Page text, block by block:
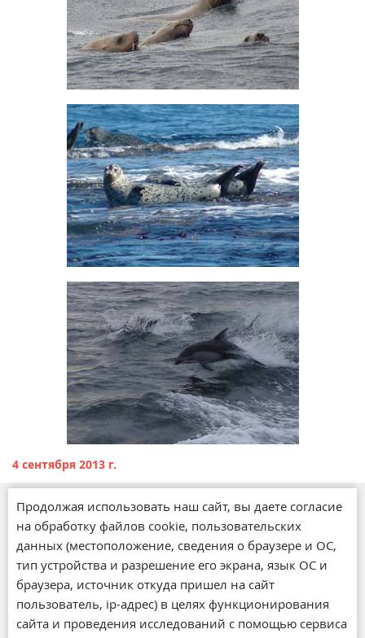
4 сентября 2013 г.
Магазины
О компании
Обратная связь
Новости
Статьи
Акции
Продолжая использовать наш сайт, вы даете согласие
на обработку файлов cookie, пользовательских
данных (местоположение, сведения о браузере и ОС,
тип устройства и разрешение его экрана, язык ОС и
браузера, источник откуда пришел на сайт
пользователь, ip-адрес) в целях функционирования
сайта и проведения исследований с помощью сервиса